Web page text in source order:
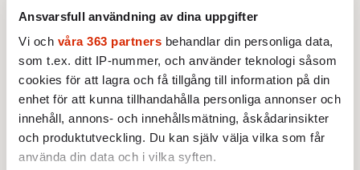
Ansvarsfull användning av dina uppgifter
Vi och våra 363 partners behandlar din personliga data,
som t.ex. ditt IP-nummer, och använder teknologi såsom
cookies för att lagra och få tillgång till information på din
enhet för att kunna tillhandahålla personliga annonser och
innehåll, annons- och innehållsmätning, åskådarinsikter
och produktutveckling. Du kan själv välja vilka som får
använda din data och i vilka syften.
Öst möter väst på
Centraleuropas egna Cannes
Den tjeckiska kurorten Karlovy Vary har i 80
år varit hem för Centraleuropas viktigaste
filmfestival – en plats där Hollywoodglans
möter egensinnighet.